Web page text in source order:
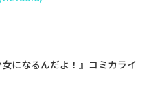
になるんだよ！』コミカライ